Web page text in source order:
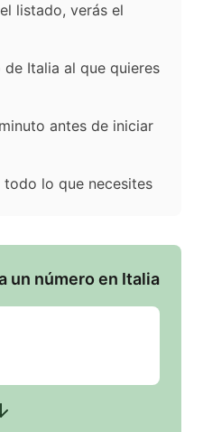
listado, verás el
Italia al que quieres
antes de iniciar
todo lo que necesites
un número en Italia